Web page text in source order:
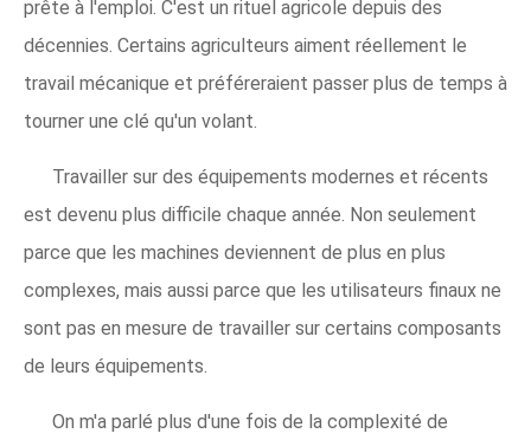
prête à l'emploi. C'est un rituel agricole depuis des
décennies. Certains agriculteurs aiment réellement le
travail mécanique et préféreraient passer plus de temps à
tourner une clé qu'un volant.
Travailler sur des équipements modernes et récents
est devenu plus difficile chaque année. Non seulement
parce que les machines deviennent de plus en plus
complexes, mais aussi parce que les utilisateurs finaux ne
sont pas en mesure de travailler sur certains composants
de leurs équipements.
On m'a parlé plus d'une fois de la complexité de